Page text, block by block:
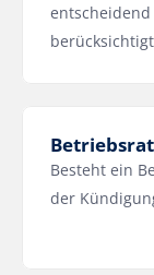
Betriebsrat
Besteht ein
der